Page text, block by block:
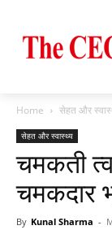
Home सेहत और
सेहत और स्वास्थ्य
चमकती
चमकदार
By Kunal Sharma -